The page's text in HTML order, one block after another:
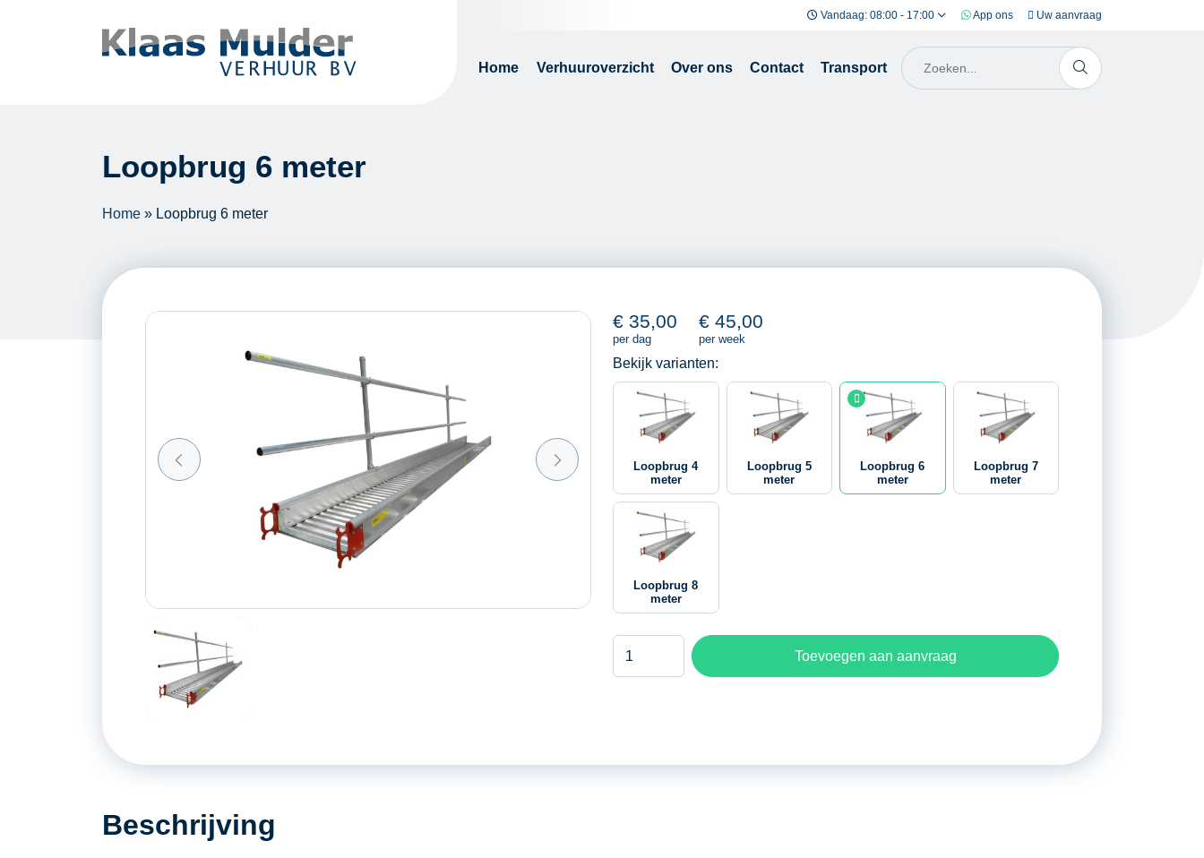
Vandaag: 08:00 - 17:00 App ons Uw aanvraag
Home Verhuuroverzicht Over ons Contact Transport
Loopbrug 6 meter
Home » Loopbrug 6 meter
€ 35,00
per dag
€ 45,00
per week
Bekijk varianten:
Loopbrug 4
meter
Loopbrug 5
meter
Loopbrug 6
meter
Loopbrug 7
meter
Loopbrug 8
meter
Toevoegen aan aanvraag
Beschrijving